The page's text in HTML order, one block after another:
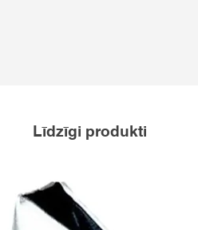
Līdzīgi produkti